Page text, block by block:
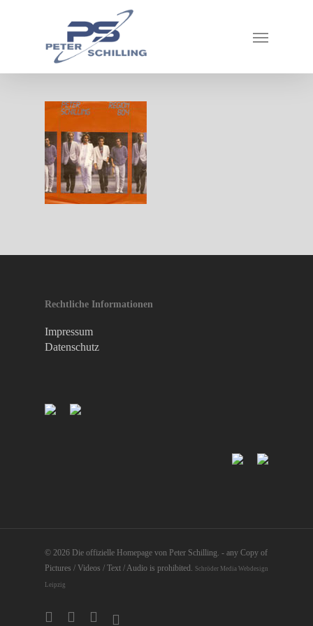
Rechtliche Informationen
Impressum
Datenschutz
© 2026 Die offizielle Homepage von Peter Schilling. - any Copy of
Pictures / Videos / Text / Audio is prohibited. Schröder Media Webdesign
Leipzig